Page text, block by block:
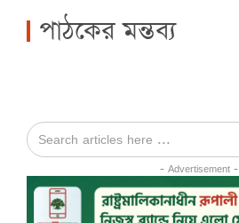
পাঠকের মন্তব্য
- Advertisement -